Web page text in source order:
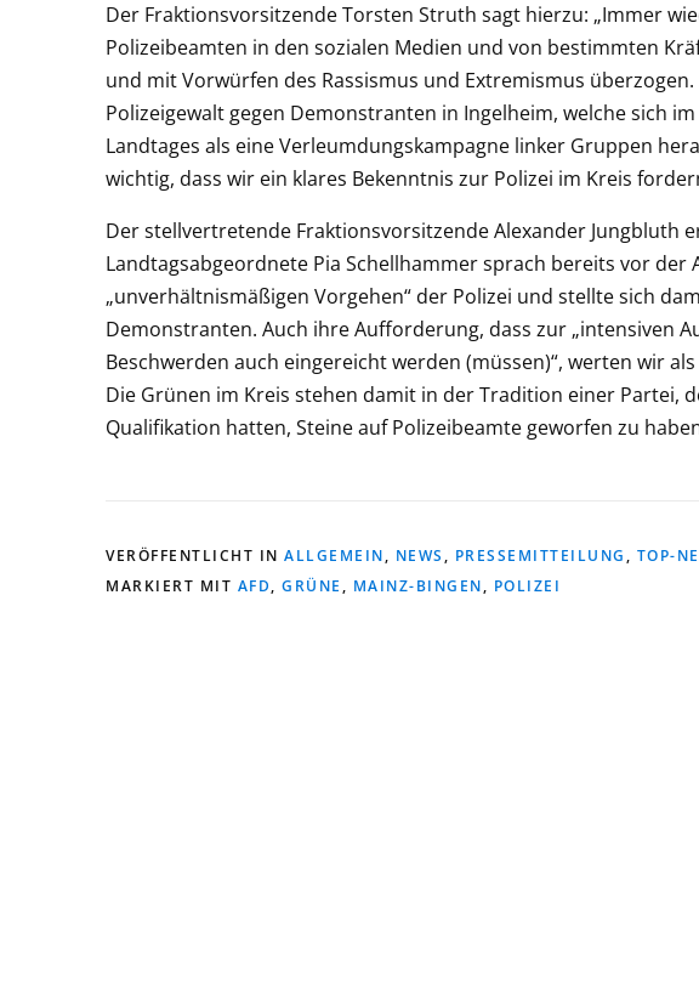
Der Fraktionsvorsitzende Torsten Struth sagt hierzu: „Immer
Polizeibeamten in den sozialen Medien und von bestimmten
und mit Vorwürfen des Rassismus und Extremismus
Polizeigewalt gegen Demonstranten in Ingelheim, welche sich
Landtages als eine Verleumdungskampagne linker Gruppen
wichtig, dass wir ein klares Bekenntnis zur Polizei im Kreis
Der stellvertretende Fraktionsvorsitzende Alexander Jungbluth
Landtagsabgeordnete Pia Schellhammer sprach bereits vor der
„unverhältnismäßigen Vorgehen“ der Polizei und stellte sich
Demonstranten. Auch ihre Aufforderung, dass zur „intensiven
Beschwerden auch eingereicht werden (müssen)“, werten wir
Die Grünen im Kreis stehen damit in der Tradition einer Partei,
Qualifikation hatten, Steine auf Polizeibeamte geworfen zu
VERÖFFENTLICHT IN ALLGEMEIN, NEWS , PRESSEMITTEILUNG , TOP-
MARKIERT MIT AFD, GRÜNE , MAINZ-BINGEN, POLIZEI